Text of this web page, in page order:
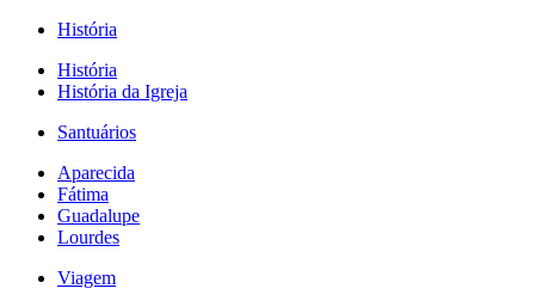
História
História
História da Igreja
Santuários
Aparecida
Fátima
Guadalupe
Lourdes
Viagem